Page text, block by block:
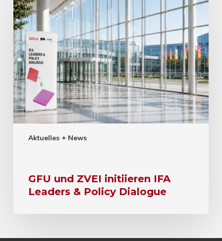
Aktuelles + News
GFU und ZVEI initiieren IFA
Leaders & Policy Dialogue